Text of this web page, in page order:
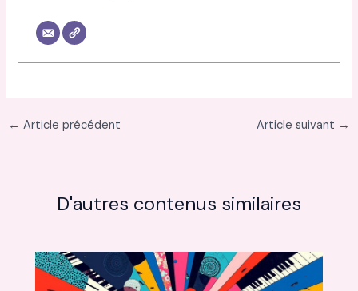
← Article précédent Article suivant →
D'autres contenus similaires